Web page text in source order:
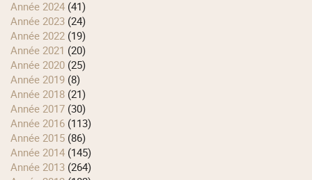
année 2024 (41)
année 2023 (24)
année 2022 (19)
année 2021 (20)
année 2020 (25)
année 2019 (8)
année 2018 (21)
année 2017 (30)
année 2016 (113)
année 2015 (86)
année 2014 (145)
année 2013 (264)